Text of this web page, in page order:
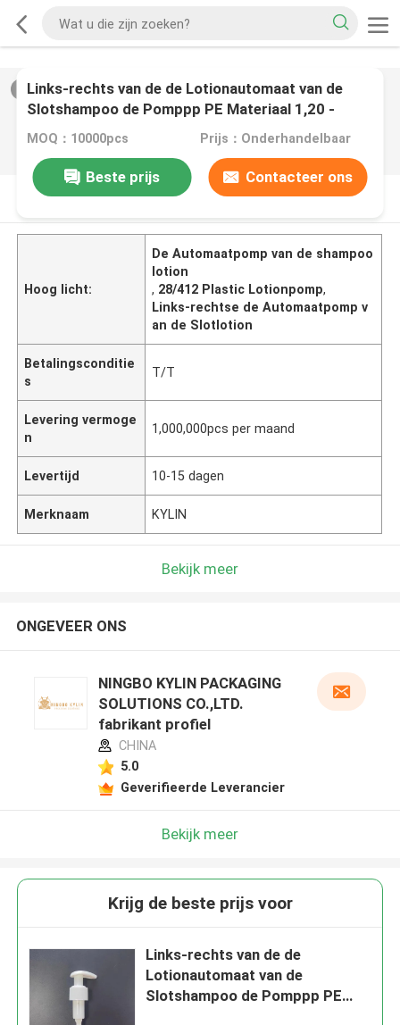
/0
Links-rechts van de de Lotionautomaat van de
Slotshampoo de Pomppp PE Materiaal 1,20 -
1.50ml/T
MOQ：10000pcs Prijs：Onderhandelbaar
Beste prijs
Contacteer ons
PRODUCTOMSCHRIJVING
Hoog licht:
De Automaatpomp van de shampoo
lotion
, 28/412 Plastic Lotionpomp,
Links-rechtse de Automaatpomp v
an de Slotlotion
Betalingsconditie
s
T/T
Levering vermoge
n
1,000,000pcs per maand
Levertijd 10-15 dagen
Merknaam KYLIN
Bekijk meer
ONGEVEER ONS
NINGBO KYLIN PACKAGING
SOLUTIONS CO.,LTD.
fabrikant profiel
CHINA
5.0
Geverifieerde Leverancier
Bekijk meer
Krijg de beste prijs voor
Links-rechts van de de
Lotionautomaat van de
Slotshampoo de Pomppp PE